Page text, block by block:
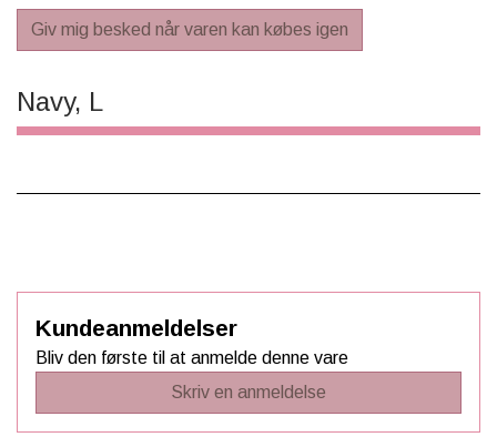
Giv mig besked når varen kan købes igen
Navy, L
Kundeanmeldelser
Bliv den første til at anmelde denne vare
Skriv en anmeldelse